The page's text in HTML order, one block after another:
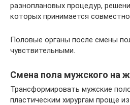
разноплановых процедур,
которых принимается
Половые органы после смены
чувствительными.
Смена пола мужского на
Трансформировать мужские
пластическим хирургам проще